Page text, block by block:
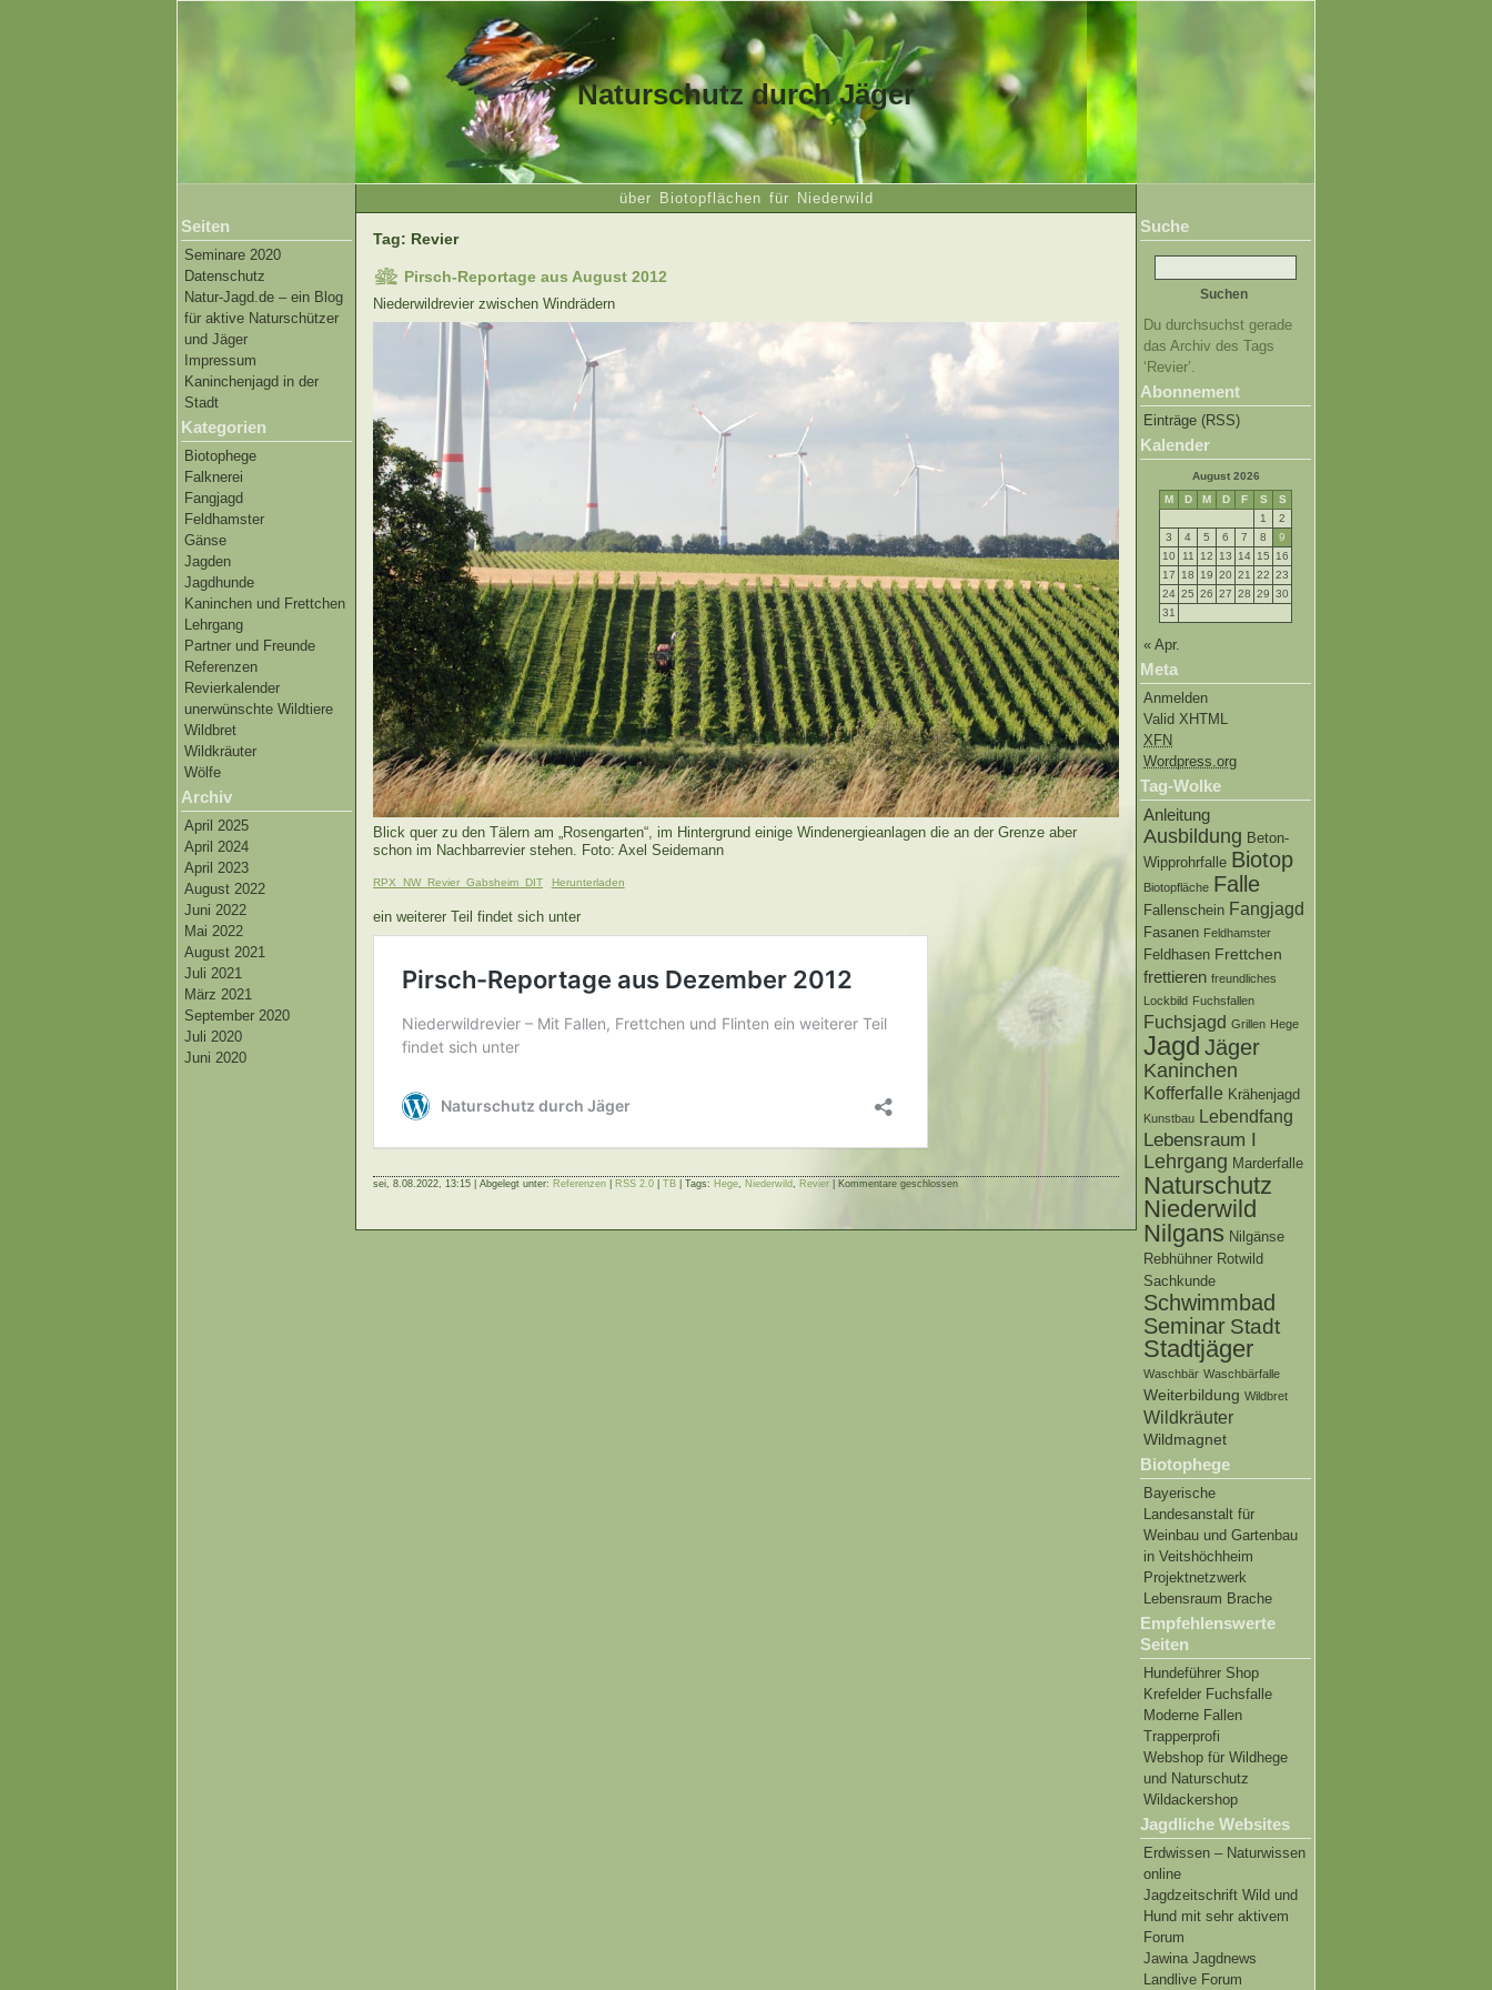
Naturschutz durch Jäger
über Biotopflächen für Niederwild
Seiten
Seminare 2020
Datenschutz
Natur-Jagd.de – ein Blog
für aktive Naturschützer
und Jäger
Impressum
Kaninchenjagd in der
Stadt
Kategorien
Biotophege
Falknerei
Fangjagd
Feldhamster
Gänse
Jagden
Jagdhunde
Kaninchen und Frettchen
Lehrgang
Partner und Freunde
Referenzen
Revierkalender
unerwünschte Wildtiere
Wildbret
Wildkräuter
Wölfe
Archiv
April 2025
April 2024
April 2023
August 2022
Juni 2022
Mai 2022
August 2021
Juli 2021
März 2021
September 2020
Juli 2020
Juni 2020
Suche
Du durchsuchst gerade
das Archiv des Tags
‘Revier’.
Abonnement
Einträge (RSS)
Kalender
August 2026
M
D M D F S
S
1
2
3
4 5 6 7 8
9
10
11 12 13 14 15
16
17
18 19 20 21 22 23
24 25 26 27 28 29 30
31
« Apr.
Meta
Anmelden
Valid XHTML
XFN
Wordpress.org
Tag-Wolke
Anleitung
Ausbildung Beton-
Wipprohrfalle Biotop
Biotopfläche Falle
Fallenschein Fangjagd
Fasanen Feldhamster
Feldhasen Frettchen
frettieren freundliches
Lockbild Fuchsfallen
Fuchsjagd Grillen Hege
Jagd Jäger
Kaninchen
Kofferfalle Krähenjagd
Kunstbau Lebendfang
Lebensraum I
Lehrgang Marderfalle
Naturschutz
Niederwild
Nilgans Nilgänse
Rebhühner Rotwild
Sachkunde
Schwimmbad
Seminar Stadt
Stadtjäger
Waschbär Waschbärfalle
Weiterbildung Wildbret
Wildkräuter
Wildmagnet
Biotophege
Bayerische
Landesanstalt für
Weinbau und Gartenbau
in Veitshöchheim
Projektnetzwerk
Lebensraum Brache
Empfehlenswerte
Seiten
Hundeführer Shop
Krefelder Fuchsfalle
Moderne Fallen
Trapperprofi
Webshop für Wildhege
und Naturschutz
Wildackershop
Jagdliche Websites
Erdwissen – Naturwissen
online
Jagdzeitschrift Wild und
Hund mit sehr aktivem
Forum
Jawina Jagdnews
Landlive Forum
Tag: Revier
Pirsch-Reportage aus August 2012
Niederwildrevier zwischen Windrädern
Blick quer zu den Tälern am „Rosengarten“, im Hintergrund einige Windenergieanlagen die an der Grenze aber
schon im Nachbarrevier stehen. Foto: Axel Seidemann
RPX_NW_Revier_Gabsheim_DIT Herunterladen
ein weiterer Teil findet sich unter
sei, 8.08.2022, 13:15 | Abgelegt unter: Referenzen RSS 2.0 TB | Tags: Hege Niederwild Revier Kommentare geschlossen